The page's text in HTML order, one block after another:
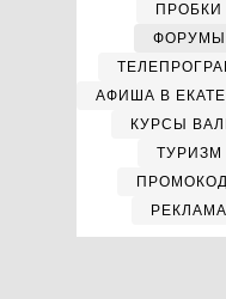
ПРОБКИ
ФОРУМЫ
АФИША В
КУРСЫ
ТУРИЗМ